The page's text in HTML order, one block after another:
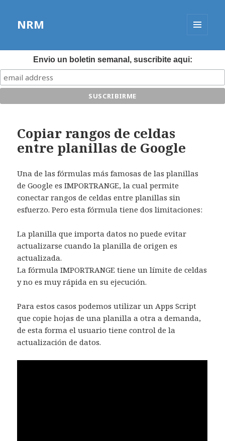
NRM
WIDGETS
Envio un boletin semanal, suscribite aqui:
Copiar rangos de celdas
entre planillas de Google
Una de las fórmulas más famosas de las planillas
de Google es IMPORTRANGE, la cual permite
conectar rangos de celdas entre planillas sin
esfuerzo. Pero esta fórmula tiene dos limitaciones:
La planilla que importa datos no puede evitar
actualizarse cuando la planilla de origen es
actualizada.
La fórmula IMPORTRANGE tiene un límite de celdas
y no es muy rápida en su ejecución.
Para estos casos podemos utilizar un Apps Script
que copie hojas de una planilla a otra a demanda,
de esta forma el usuario tiene control de la
actualización de datos.